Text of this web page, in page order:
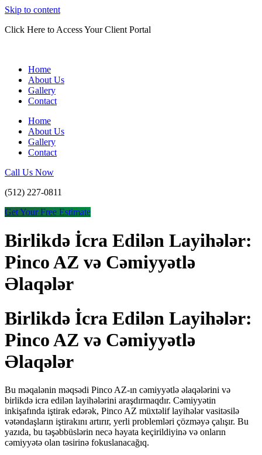
Skip to content
Click Here to Access Your Client Portal
Home
About Us
Gallery
Contact
Home
About Us
Gallery
Contact
Call Us Now
(512) 227-0811
Get Your Free Estimate
Birlikdə İcra Edilən Layihələr:
Pinco AZ və Cəmiyyətlə
Əlaqələr
Birlikdə İcra Edilən Layihələr:
Pinco AZ və Cəmiyyətlə
Əlaqələr
Bu məqalənin məqsədi Pinco AZ-ın cəmiyyətlə əlaqələrini və
birlikdə icra edilən layihələrini araşdırmaqdır. Cəmiyyətin
inkişafında iştirak edərək, Pinco AZ müxtəlif layihələr vasitəsilə
vətəndaşların iştirakını artırır, yerli problemləri çözməyə çalışır. Bu
yazıda, bu təşəbbüslərin necə həyata keçirildiyinə və onların
cəmiyyətə olan təsirinə fokuslanacağıq.